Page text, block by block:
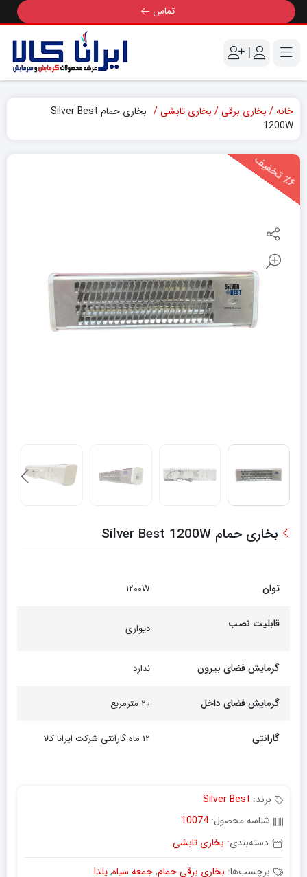
تماس
|
خانه بخاری برقی بخاری تابشی
بخاری حمام Silver Best
1200W
٪
6
ت
خ
ف
ی
ف
بخاری حمام Silver Best 1200W
توان
قابلیت نصب دیواری
گرمایش فضای بیرون ندارد
گرمایش فضای داخل
گارانتی
برند: Silver Best
شناسه محصول: 10074
دسته‌بندی: بخاری تابشی
برچسب‌ها: بخاری برقی حمام,جمعه سیاه,یلدا